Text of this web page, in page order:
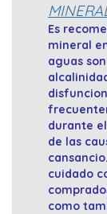
Es
mineral
aguas
durante
de las
cuidado
como